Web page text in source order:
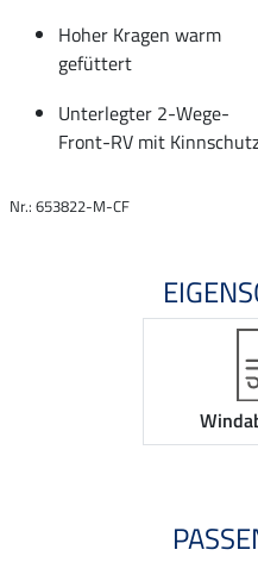
Hoher Kragen warm
gefüttert
Unterlegter 2-Wege-
Front-RV mit
Nr.: 653822-M-CF